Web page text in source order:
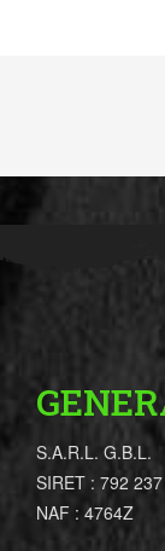
S.A.R.L. G.B.L.
SIRET : 792
NAF : 4764Z